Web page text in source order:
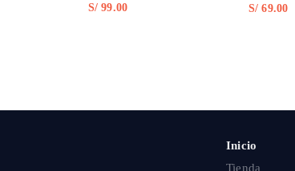
S/99.00 S/ 69.00
Inicio
Tienda